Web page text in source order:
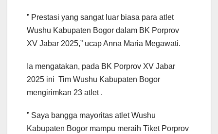
” Prestasi yang sangat luar biasa para atlet
Wushu Kabupaten Bogor dalam BK Porprov
XV Jabar 2025,” ucap Anna Maria Megawati.
Ia mengatakan, pada BK Porprov XV Jabar
2025 ini Tim Wushu Kabupaten Bogor
mengirimkan 23 atlet .
” Saya bangga mayoritas atlet Wushu
Kabupaten Bogor mampu meraih Tiket Porprov